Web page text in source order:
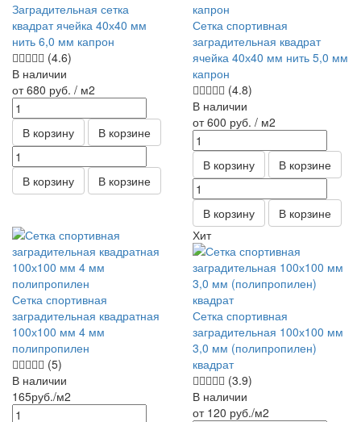
Заградительная сетка
квадрат ячейка 40х40 мм
нить 6,0 мм капрон
(4.6)
В наличии
от 680 руб. / м2
В корзину В корзине
В корзину В корзине
Сетка спортивная
заградительная квадрат
ячейка 40х40 мм нить 5,0 мм
капрон
(4.8)
В наличии
от 600 руб. / м2
В корзину В корзине
В корзину В корзине
Сетка спортивная
заградительная квадратная
100х100 мм 4 мм
полипропилен
(5)
В наличии
165руб./м2
Хит
Сетка спортивная
заградительная 100х100 мм
3,0 мм (полипропилен)
квадрат
(3.9)
В наличии
от 120 руб./м2